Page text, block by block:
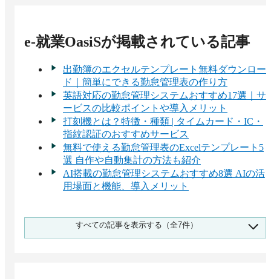
e-就業OasiSが掲載されている記事
出勤簿のエクセルテンプレート無料ダウンロー
ド｜簡単にできる勤怠管理表の作り方
英語対応の勤怠管理システムおすすめ17選｜サ
ービスの比較ポイントや導入メリット
打刻機とは？特徴・種類 | タイムカード・IC・
指紋認証のおすすめサービス
無料で使える勤怠管理表のExcelテンプレート5
選 自作や自動集計の方法も紹介
AI搭載の勤怠管理システムおすすめ8選 AIの活
用場面と機能、導入メリット
ICカード打刻ができる勤怠管理システム20選
わかりやすい選び方とよくある質問
すべての記事を表示する（全7件）